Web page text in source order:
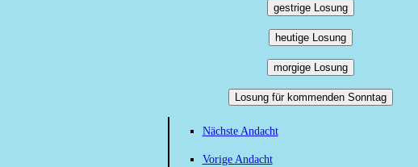
gestrige Losung
heutige Losung
morgige Losung
Losung für kommenden Sonntag
Nächste Andacht
Vorige Andacht